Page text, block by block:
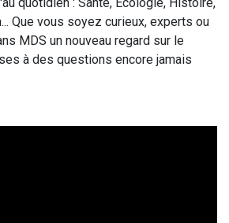
Que vous soyez curieux, experts ou
MDS un nouveau regard sur le
à des questions encore jamais